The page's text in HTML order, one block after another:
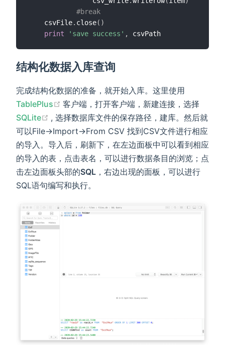
#break
	csvFile
. close( )
print
'save success' ,
结构化数据入库查询
完成结构化数据的准备，就开始入库。这里使用
TablePlus
(opens new window)
客户端，打开客户端，新建连接，选择
SQLite
(opens new window)
, 选择数据库文件的保存路径，建库。然后就
可以File->Import->From CSV 找到CSV文件进行相应
的导入。导入后，刷新下，在左边面板中可以看到相应
的导入的表，点击表名，可以进行数据条目的浏览；点
击左边面板头部的SQL ，右边出现的面板，可以进行
SQL语句编写和执行。